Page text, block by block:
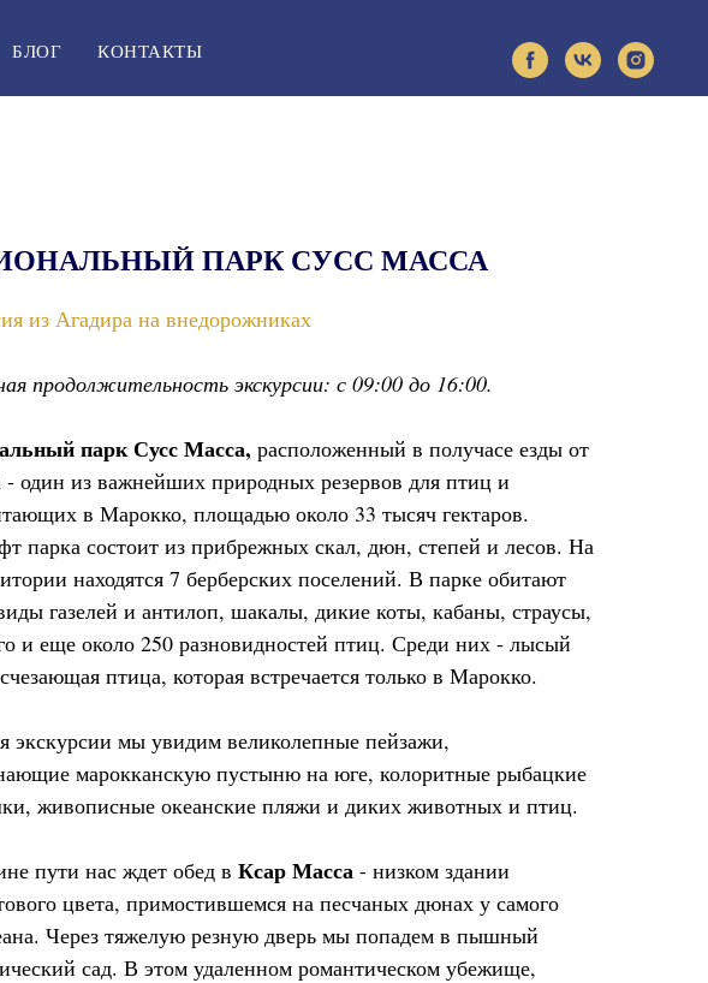
БЛОГ КОНТАКТЫ
ПАРК СУСС МАССА
из Агадира на внедорожниках
продолжительность экскурсии: с 09:00 до 16:00.
парк Сусс Масса, расположенный в получасе езды от
- один из важнейших природных резервов для птиц и
в Марокко, площадью около 33 тысяч гектаров.
парка состоит из прибрежных скал, дюн, степей и лесов. На
находятся 7 берберских поселений. В парке обитают
газелей и антилоп, шакалы, дикие коты, кабаны, страусы,
и еще около 250 разновидностей птиц. Среди них - лысый
птица, которая встречается только в Марокко.
экскурсии мы увидим великолепные пейзажи,
марокканскую пустыню на юге, колоритные рыбацкие
живописные океанские пляжи и диких животных и птиц.
пути нас ждет обед в Ксар Масса - низком здании
цвета, примостившемся на песчаных дюнах у самого
Через тяжелую резную дверь мы попадем в пышный
сад. В этом удаленном романтическом убежище,